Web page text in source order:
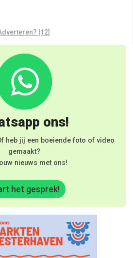
[12]
ons!
heb jij een boeiende foto of video
gemaakt?
nieuws met ons!
het gesprek!